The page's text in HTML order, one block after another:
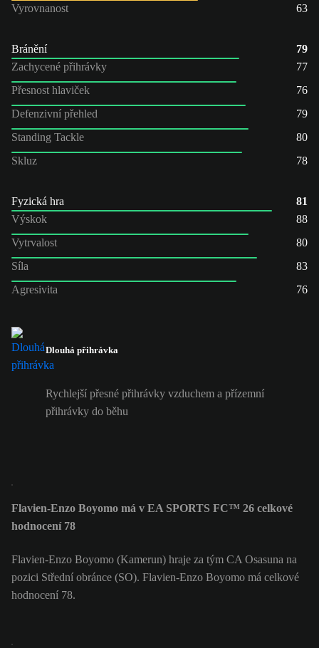
Vyrovnanost
63
Bránění
79
Zachycené přihrávky
77
Přesnost hlaviček
76
Defenzivní přehled
79
Standing Tackle
80
Skluz
78
Fyzická hra
81
Výskok
88
Vytrvalost
80
Síla
83
Agresivita
76
Dlouhá přihrávka
Rychlejší přesné přihrávky vzduchem a přízemní
přihrávky do běhu
Flavien-Enzo Boyomo má v EA SPORTS FC™ 26 celkové
hodnocení 78
Flavien-Enzo Boyomo (Kamerun) hraje za tým CA Osasuna na
pozici Střední obránce (SO). Flavien-Enzo Boyomo má celkové
hodnocení 78.